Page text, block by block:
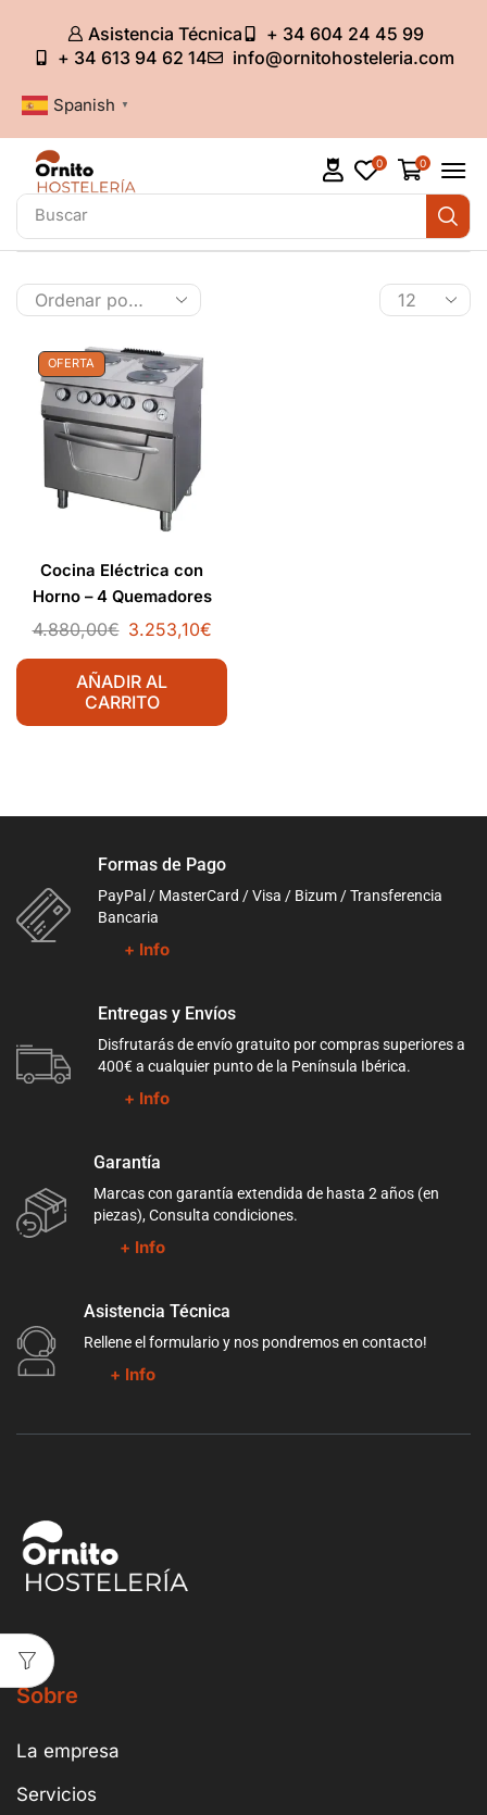
Asistencia Técnica
+ 34 604 24 45 99
+ 34 613 94 62 14
info@ornitohosteleria.com
Spanish ▼
Buscar
0 0
OFERTA
Cocina Eléctrica con
Horno – 4 Quemadores
4.880,00€ 3.253,10€
AÑADIR AL
CARRITO
Formas de Pago
PayPal / MasterCard / Visa / Bizum / Transferencia
Bancaria
+ Info
Entregas y Envíos
Disfrutarás de envío gratuito por compras superiores a
400€ a cualquier punto de la Península Ibérica.
+ Info
Garantía
Marcas con garantía extendida de hasta 2 años (en
piezas), Consulta condiciones.
+ Info
Asistencia Técnica
Rellene el formulario y nos pondremos en contacto!
+ Info
Sobre
La empresa
Servicios